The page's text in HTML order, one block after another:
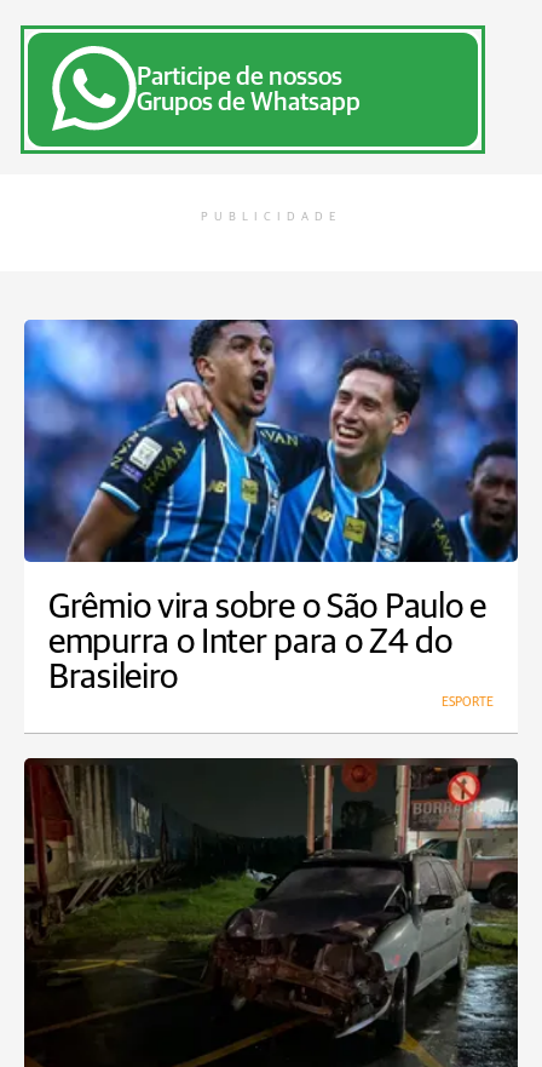
Participe de nossos
Grupos de Whatsapp
PUBLICIDADE
Grêmio vira sobre o São Paulo e
empurra o Inter para o Z4 do
Brasileiro
ESPORTE